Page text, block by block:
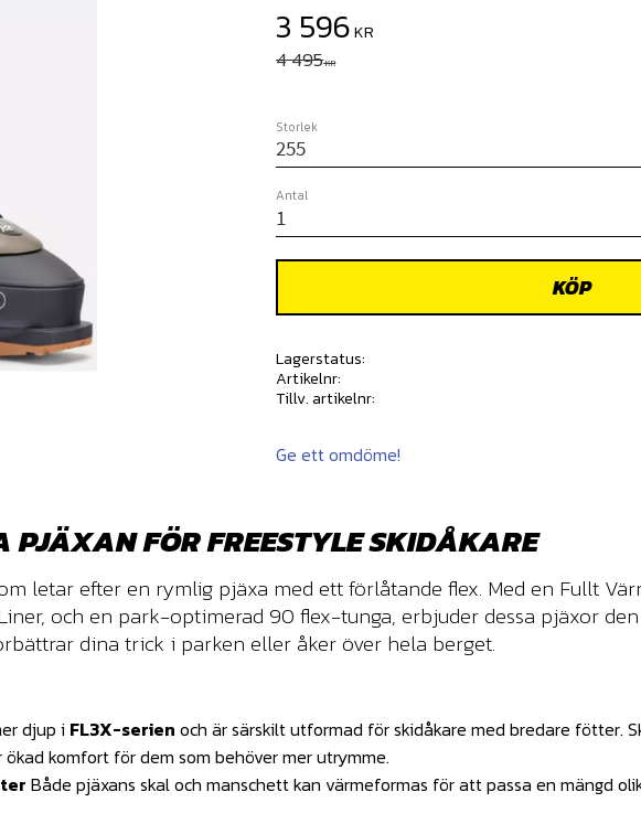
Nedsatt pris:
3 596KR
Ordinarie pris:
4 495KR
Storlek
Antal
KÖP
Lagerstatus
Artikelnr
Tillv. artikelnr
Ge ett omdöme!
PJÄXAN FÖR FREESTYLE SKIDÅKARE
letar efter en rymlig pjäxa med ett förlåtande flex. Med en Fullt
och en park-optimerad 90 flex-tunga, erbjuder dessa pjäxor
dina trick i parken eller åker över hela berget.
djup i FL3X-serien och är särskilt utformad för skidåkare med bredare fötter.
komfort för dem som behöver mer utrymme.
Både pjäxans skal och manschett kan värmeformas för att passa en mängd